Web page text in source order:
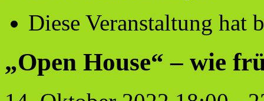
Diese Veranstaltung hat
„Open House“ – wie